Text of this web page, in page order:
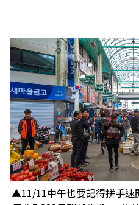
▲11/11中午也要記得拼手速